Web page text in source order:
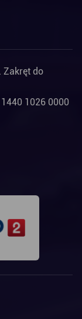
Zakręt do
1026 0000